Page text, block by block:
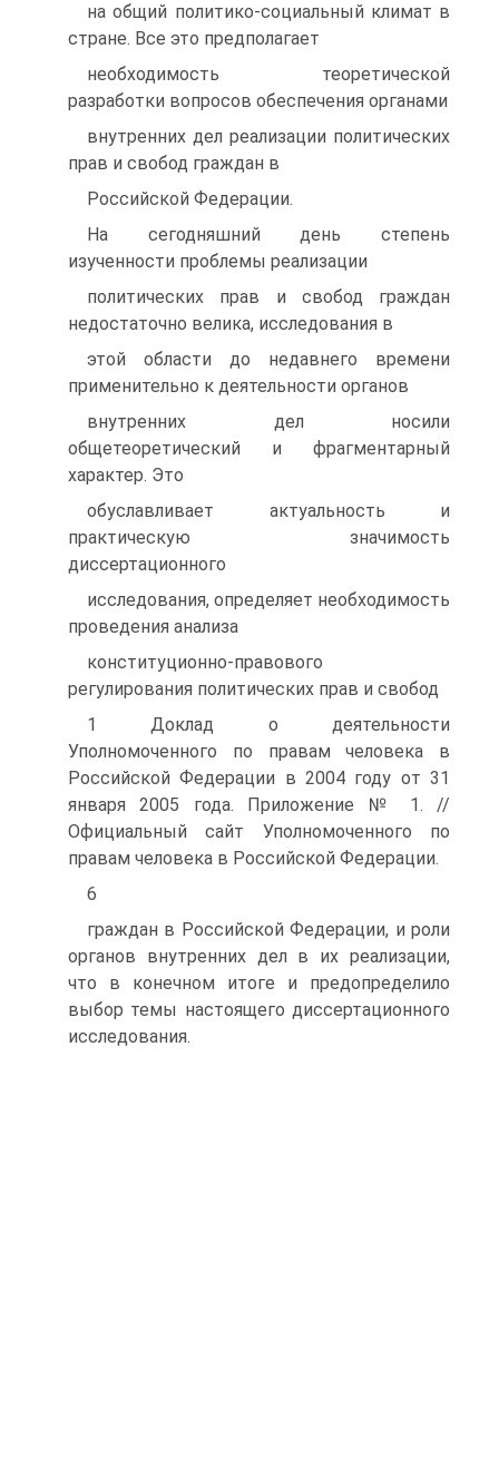
на общий политико-социальный климат в
стране. Все это предполагает
необходимость теоретической
разработки вопросов обеспечения органами
внутренних дел реализации политических
прав и свобод граждан в
Российской Федерации.
На сегодняшний день степень
изученности проблемы реализации
политических прав и свобод граждан
недостаточно велика, исследования в
этой области до недавнего времени
применительно к деятельности органов
внутренних дел носили
общетеоретический и фрагментарный
характер. Это
обуславливает актуальность и
практическую значимость
диссертационного
исследования, определяет необходимость
проведения анализа
конституционно-правового
регулирования политических прав и свобод
1 Доклад о деятельности
Уполномоченного по правам человека в
Российской Федерации в 2004 году от 31
января 2005 года. Приложение № 1. //
Официальный сайт Уполномоченного по
правам человека в Российской Федерации.
6
граждан в Российской Федерации, и роли
органов внутренних дел в их реализации,
что в конечном итоге и предопределило
выбор темы настоящего диссертационного
исследования.